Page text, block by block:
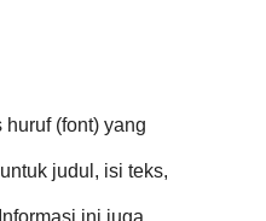
(font) yang
judul, isi teks,
ini juga